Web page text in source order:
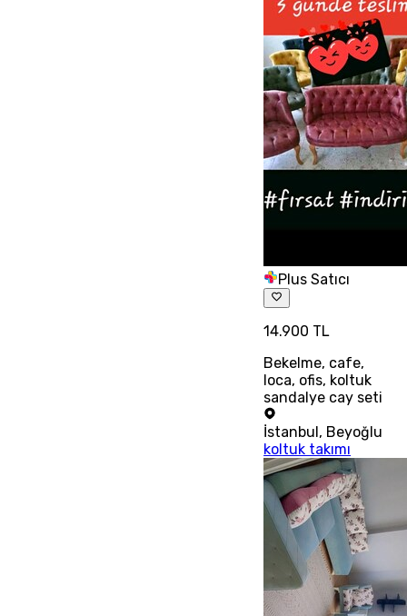
Plus Satıcı
14.900 TL
Bekelme, cafe,
loca, ofis, koltuk
sandalye cay seti
İstanbul, Beyoğlu
koltuk takımı